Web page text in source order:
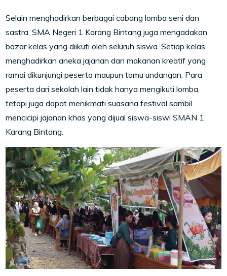
Selain menghadirkan berbagai cabang lomba seni dan
sastra, SMA Negeri 1 Karang Bintang juga mengadakan
bazar kelas yang diikuti oleh seluruh siswa. Setiap kelas
menghadirkan aneka jajanan dan makanan kreatif yang
ramai dikunjungi peserta maupun tamu undangan. Para
peserta dari sekolah lain tidak hanya mengikuti lomba,
tetapi juga dapat menikmati suasana festival sambil
mencicipi jajanan khas yang dijual siswa-siswi SMAN 1
Karang Bintang.